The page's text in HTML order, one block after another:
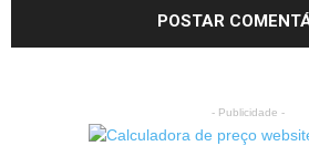
- Publicidade -